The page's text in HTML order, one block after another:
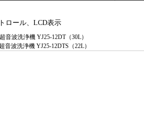
ロール、LCD表示
音波洗浄機 YJ25-12DT（30L）
波洗浄機 YJ25-12DTS（22L）